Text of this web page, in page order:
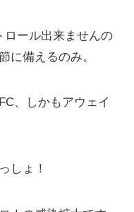
ロール出来ませんの
に備えるのみ。
、しかもアウェイ
しょ！